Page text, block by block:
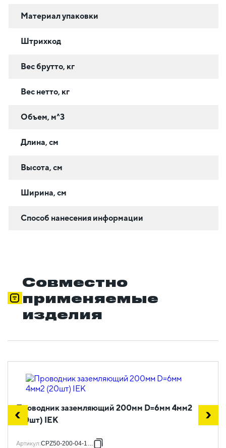
Материал упаковки
Штрихкод
Вес брутто, кг
Вес нетто, кг
Объем, м^3
Длина, см
Высота, см
Ширина, см
Способ нанесения информации
Совместно
применяемые
изделия
Проводник заземляющий 200мм D=6мм 4мм2
(20шт) IEK
Артикул:CPZ50-200-04-1-06